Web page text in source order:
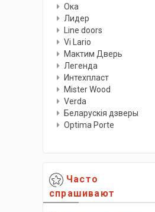
Ока
Лидер
Line doors
Vi Lario
Мактим Дверь
Легенда
Интехпласт
Мister Wood
Verda
Беларускiя дзверы
Optima Porte
Часто
спрашивают